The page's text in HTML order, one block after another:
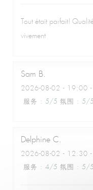
Tout était parfait!
vivement
Sam B
2026-08-02 - 19:00
服务 : 5/5 氛围 : 5/5
Delphine C
2026-08-02 - 12:30 -
服务 : 4/5 氛围 : 5/5